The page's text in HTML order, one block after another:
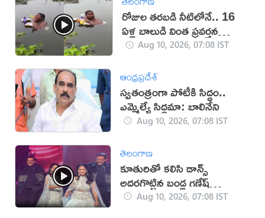
రోజుల తరబడి నీటిలోనే.. 16
ఏళ్ల బాలుడి వింత ప్రవర్తన
(వీడియో)
Aug 10, 2026, 07:08 IST
ఆంధ్రప్రదేశ్
స్వతంత్రంగా పోటీకి సిద్ధం..
ఎమ్మెల్యే సిద్ధమా: బాలినేని
Aug 10, 2026, 07:08 IST
తెలంగాణ
కూతురితో కలిసి డాన్స్
అదరగొట్టిన బండ్ల గణేష్
(వీడియో)
Aug 10, 2026, 07:08 IST